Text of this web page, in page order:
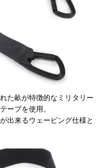
た畝が特徴的なミリタリー
ープを使用。
出来るウェービング仕様と